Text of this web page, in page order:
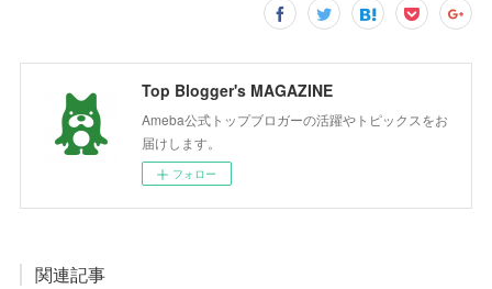
Top Blogger's MAGAZINE
Ameba公式トップブロガーの活躍やトピックスをお
届けします。
フォロー
関連記事